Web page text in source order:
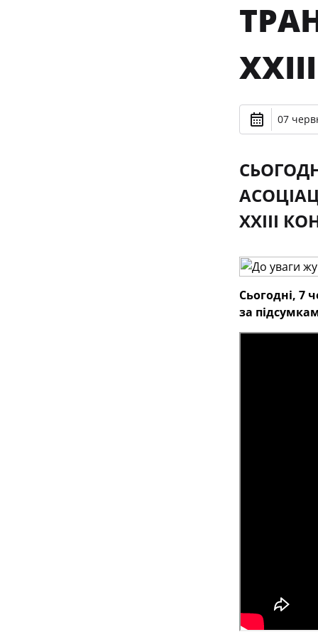
07
XXIII
Сьогодні, 7
за